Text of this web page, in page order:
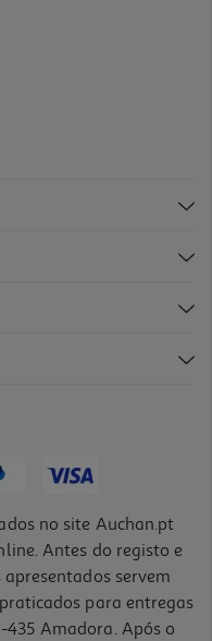
no site Auchan.pt
Antes do registo e
servem
para entregas
Amadora. Após o